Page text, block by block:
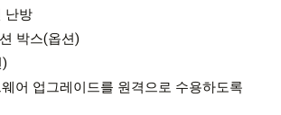
난방
박스(옵션)
어 업그레이드를 원격으로 수용하도록